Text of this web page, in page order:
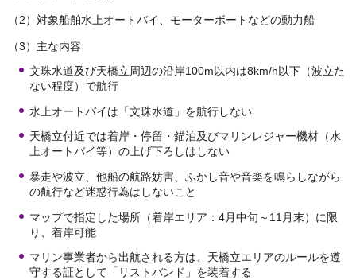
（2）対象船舶水上オートバイ、モーターボートなどの動力船
（3）主な内容
文珠水道及び天橋立周辺の沿岸100m以内は8km/h以下（波立た
ない程度）で航行
水上オートバイは「文珠水道」を航行しない
天橋立付近では着岸・停留・錨泊及びマリンレジャー機材（水
上オートバイ等）の上げ下ろしはしない
暴走や波立、他船の航路妨害、ふかし音や音楽を鳴らしながら
の航行など迷惑行為はしないこと
マップで指定した場所（着岸エリア：4月中旬～11月末）に限
り、着岸可能
マリン事業者から出航される方は、天橋立エリアのルールを遵
守する証として「リストバンド」を装着する